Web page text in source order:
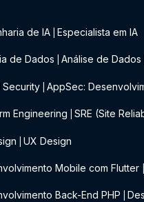
de IA Especialista em IA
de Dados Análise de Dados
Security AppSec:
Engineering SRE (Site
UX Design
Mobile com Flutter
Back-End PHP